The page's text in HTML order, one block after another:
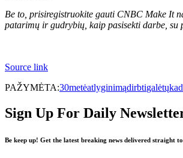
Be to, prisiregistruokite gauti CNBC Make It
patarimų ir gudrybių, kaip pasisekti darbe, su
Source link
PAŽYMĖTA:30metėatlyginimądirbtigalėtųkad
Sign Up For Daily
Be keep up! Get the latest breaking news delivered straight